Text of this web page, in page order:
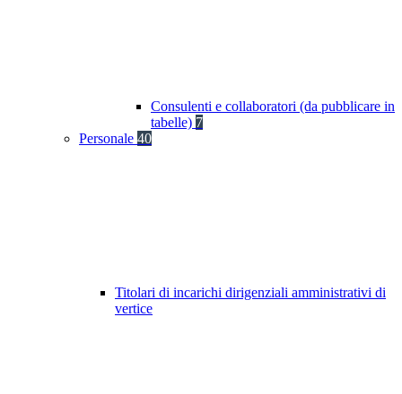
Consulenti e collaboratori (da pubblicare in
tabelle) 7
Personale 40
Titolari di incarichi dirigenziali amministrativi di
vertice